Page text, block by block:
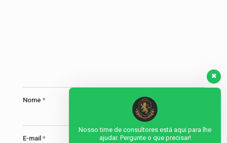
Nome *
E-mail *
Nosso time de consultores está aqui para lhe
ajudar. Pergunte o que precisar!